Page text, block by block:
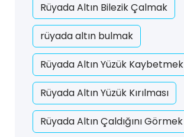
Rüyada Altın Bilezik Çalmak
rüyada altın bulmak
Rüyada Altın Yüzük Kaybetmek
Rüyada Altın Yüzük Kırılması
Rüyada Altın Çaldığını Görmek